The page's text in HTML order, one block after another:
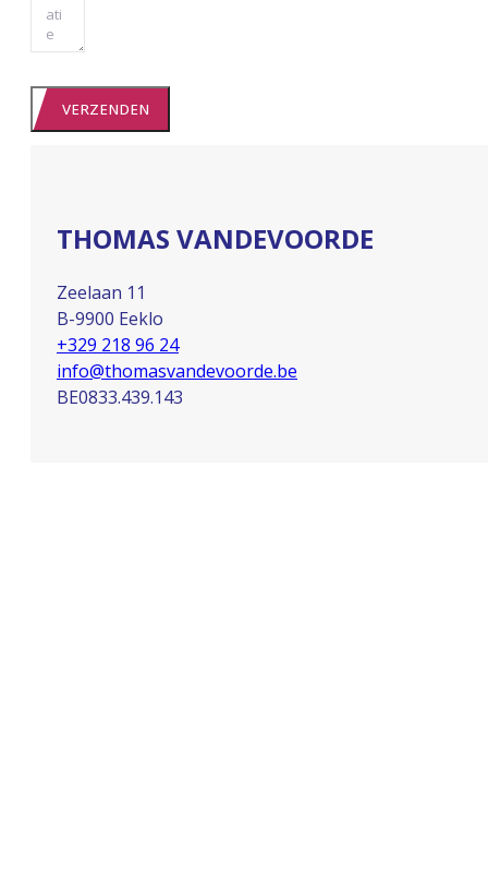
VERZENDEN
THOMAS VANDEVOORDE
Zeelaan 11
B-9900 Eeklo
+329 218 96 24
info@thomasvandevoorde.be
BE0833.439.143